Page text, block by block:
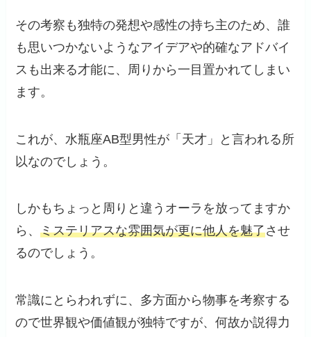
その考察も独特の発想や感性の持ち主のため、誰
も思いつかないようなアイデアや的確なアドバイ
スも出来る才能に、周りから一目置かれてしまい
ます。
これが、水瓶座AB型男性が「天才」と言われる所
以なのでしょう。
しかもちょっと周りと違うオーラを放ってますか
ら、ミステリアスな雰囲気が更に他人を魅了させ
るのでしょう。
常識にとらわれずに、多方面から物事を考察する
ので世界観や価値観が独特ですが、何故か説得力